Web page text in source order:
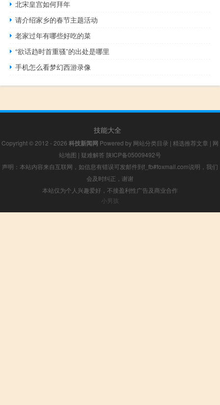
北宋皇宫如何拜年
请介绍家乡的春节主题活动
老家过年有哪些好吃的菜
“欲话趋时首重骚”的出处是哪里
手机怎么看梦幻西游录像
技能大全
Copyright © 2012 - 2026 科技新闻网 Powered by 网站分类目录 | 精选推荐文章 | 网
站地图 | 疑难解答 陕ICP备05009492号
声明：本站内容来自互联网，如信息有错误可发邮件到f_fb#foxmail.com说明，我们
会及时纠正，谢谢
本站仅为个人兴趣爱好，不接盈利性广告及商业合作
小男孩